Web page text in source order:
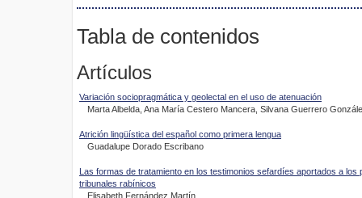
Tabla de contenidos
Artículos
Variación sociopragmática y geolectal en el uso de atenuación
Marta Albelda, Ana María Cestero Mancera, Silvana Guerrero
Atrición lingüística del español como primera lengua
Guadalupe Dorado Escribano
Las formas de tratamiento en los testimonios sefardíes aportados a los
tribunales rabínicos
Elisabeth Fernández Martín